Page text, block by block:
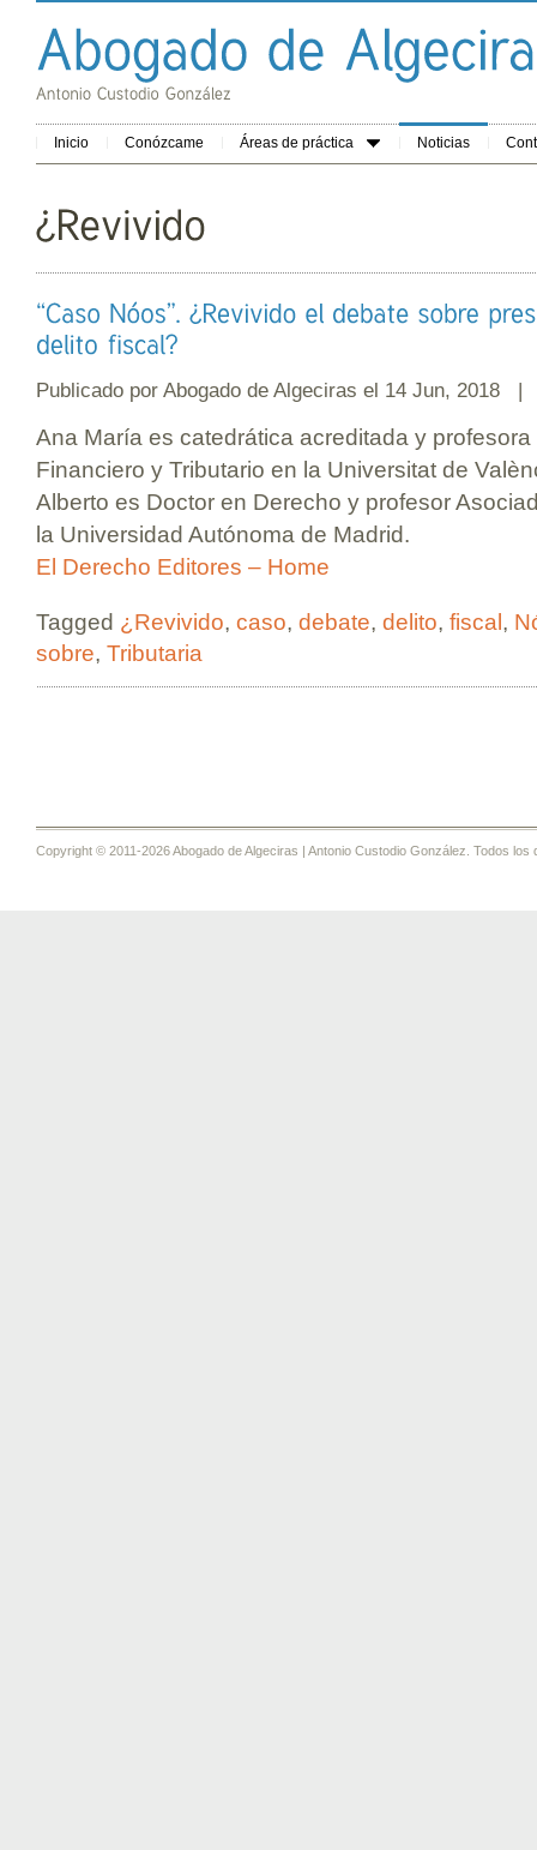
Inicio Conózcame Áreas de práctica Noticias
Publicado por Abogado de Algeciras el 14 Jun, 2018
Ana María es catedrática acreditada y
Financiero y Tributario en la Universitat de
Alberto es Doctor en Derecho y profesor
la Universidad Autónoma de Madrid.
El Derecho Editores – Home
Tagged ¿Revivido, caso, debate, delito, fiscal ,
sobre, Tributaria
Copyright © 2011-2026 Abogado de Algeciras | Antonio Custodio González. Todos